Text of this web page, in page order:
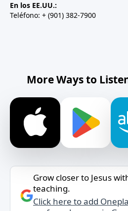
En los EE.UU.:
Teléfono: + (901) 382-7900
More Ways to
Grow closer to Jesus
teaching.
Click here to add